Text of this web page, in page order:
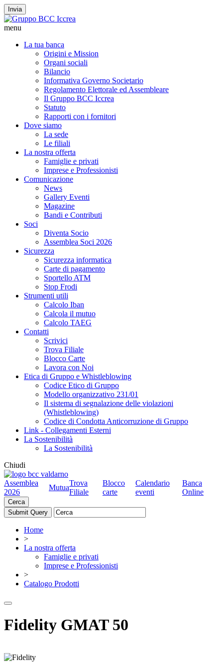
Invia
menu
La tua banca
Origini e Mission
Organi sociali
Bilancio
Informativa Governo Societario
Regolamento Elettorale ed Assembleare
Il Gruppo BCC Iccrea
Statuto
Rapporti con i fornitori
Dove siamo
La sede
Le filiali
La nostra offerta
Famiglie e privati
Imprese e Professionisti
Comunicazione
News
Gallery Eventi
Magazine
Bandi e Contributi
Soci
Diventa Socio
Assemblea Soci 2026
Sicurezza
Sicurezza informatica
Carte di pagamento
Sportello ATM
Stop Frodi
Strumenti utili
Calcolo Iban
Calcola il mutuo
Calcolo TAEG
Contatti
Scrivici
Trova Filiale
Blocco Carte
Lavora con Noi
Etica di Gruppo e Whistleblowing
Codice Etico di Gruppo
Modello organizzativo 231/01
Il sistema di segnalazione delle violazioni
(Whistleblowing)
Codice di Condotta Anticorruzione di Gruppo
Link - Collegamenti Esterni
La Sostenibilità
La Sostenibilità
Chiudi
Assemblea
2026
Mutua
Trova
Filiale
Blocco
carte
Calendario
eventi
Banca
Online
Cerca
Home
>
La nostra offerta
Famiglie e privati
Imprese e Professionisti
>
Catalogo Prodotti
Fidelity GMAT 50